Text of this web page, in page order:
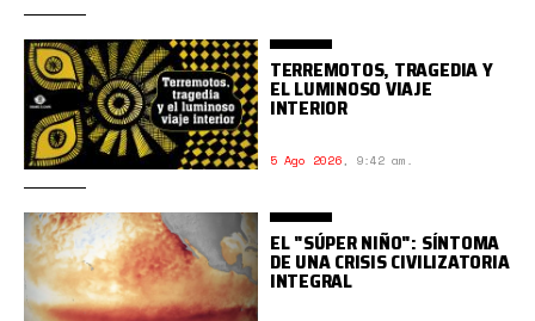
TERREMOTOS, TRAGEDIA Y
EL LUMINOSO VIAJE
INTERIOR
5 Ago 2026, 9:42 am.
EL "SÚPER NIÑO": SÍNTOMA
DE UNA CRISIS CIVILIZATORIA
INTEGRAL